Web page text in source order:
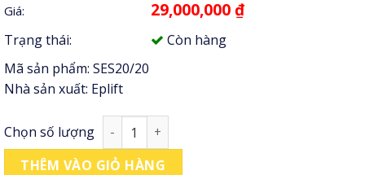
đánh giá
Giá: 29,000,000₫
Trạng thái:
Còn hàng
Mã sản phẩm: SES20/20
Nhà sản xuất: Eplift
Chọn số lượng Xe nâng bán tự động EPLift SES20/20 số
THÊM VÀO GIỎ HÀNG